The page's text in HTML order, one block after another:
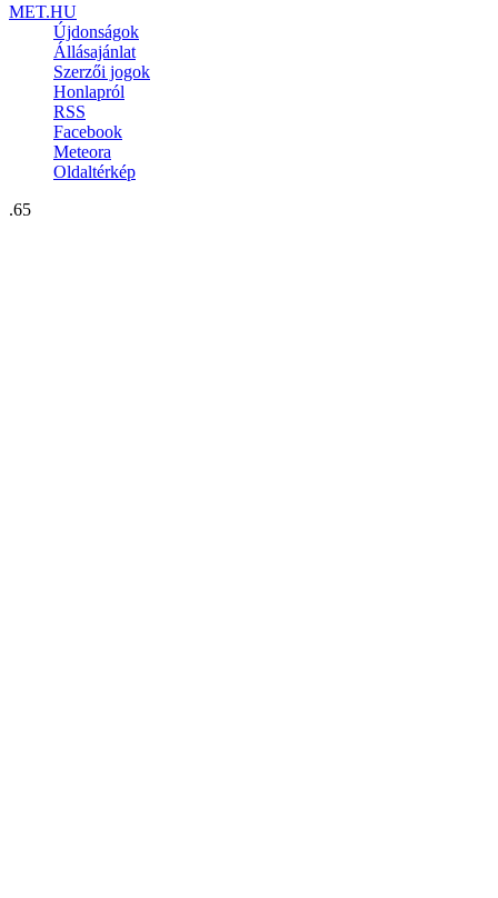
MET.HU
Újdonságok
Állásajánlat
Szerzői jogok
Honlapról
RSS
Facebook
Meteora
Oldaltérkép
.65